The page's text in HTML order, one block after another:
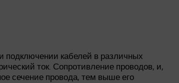
подключении кабелей в различных
ток. Сопротивление проводов, и,
сечение провода, тем выше его